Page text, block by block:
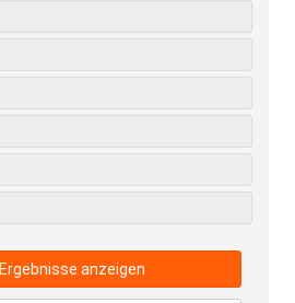
Ergebnisse anzeigen